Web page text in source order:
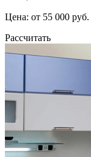
Цена: от 55 000 руб.
Рассчитать